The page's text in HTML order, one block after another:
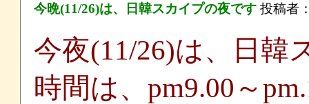
今晩(11/26)は、日韓スカイプの夜です 投稿者
今夜(11/26)は、日韓
時間は、pm9.00～